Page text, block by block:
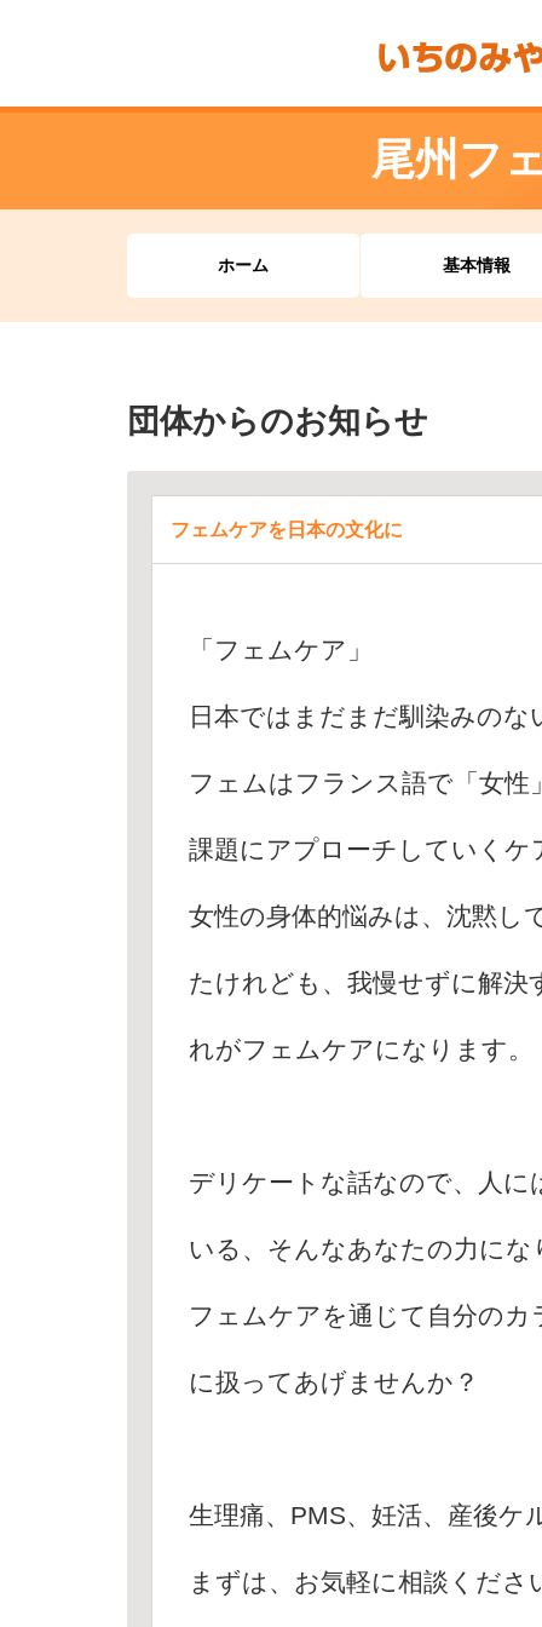
尾州フ
ホーム 基本情報
団体からのお知らせ
フェムケアを日本の文化に
「フェムケア」
日本ではまだまだ馴染みのな
フェムはフランス語で「女
課題にアプローチしていくケ
女性の身体的悩みは、沈黙し
たけれども、我慢せずに解
れがフェムケアになります。
デリケートな話なので、人
いる、そんなあなたの力に
フェムケアを通じて自分の
に扱ってあげませんか？
生理痛、PMS、妊活、産後ケ
まずは、お気軽に相談くださ